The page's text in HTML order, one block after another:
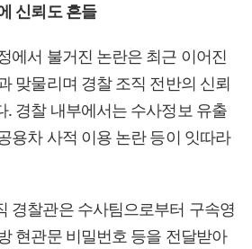
신뢰도 흔들
에서 불거진 논란은 최근 이어진
맞물리며 경찰 조직 전반의 신뢰
. 경찰 내부에서는 수사정보 유출
용차 사적 이용 논란 등이 잇따라
경찰관은 수사팀으로부터 구속영
현관문 비밀번호 등을 전달받아